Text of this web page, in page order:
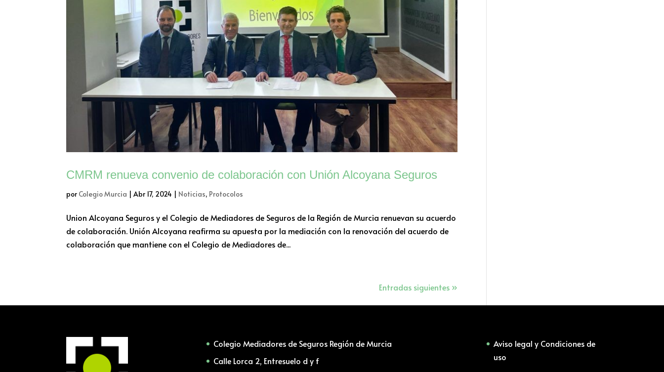
CMRM renueva convenio de colaboración con Unión Alcoyana Seguros
por Colegio Murcia |Abr 17, 2024 | Noticias, Protocolos
Union Alcoyana Seguros y el Colegio de Mediadores de Seguros de la Región de Murcia renuevan su acuerdo
de colaboración. Unión Alcoyana reafirma su apuesta por la mediación con la renovación del acuerdo de
colaboración que mantiene con el Colegio de Mediadores de...
Entradas siguientes »
Colegio Mediadores de Seguros Región de Murcia
Calle Lorca 2, Entresuelo d y f
Aviso legal y Condiciones de
uso